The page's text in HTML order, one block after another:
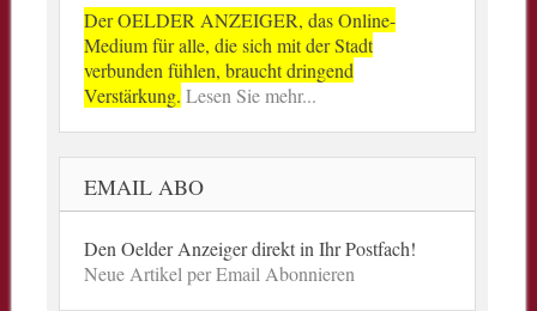
Der OELDER ANZEIGER, das Online-
Medium für alle, die sich mit der Stadt
verbunden fühlen, braucht dringend
Verstärkung. Lesen Sie mehr...
EMAIL ABO
Den Oelder Anzeiger direkt in Ihr Postfach!
Neue Artikel per Email Abonnieren